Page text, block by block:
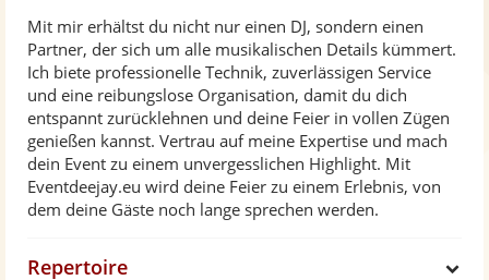
Mit mir erhältst du nicht nur einen DJ, sondern einen
Partner, der sich um alle musikalischen Details kümmert.
Ich biete professionelle Technik, zuverlässigen Service
und eine reibungslose Organisation, damit du dich
entspannt zurücklehnen und deine Feier in vollen Zügen
genießen kannst. Vertrau auf meine Expertise und mach
dein Event zu einem unvergesslichen Highlight. Mit
Eventdeejay.eu wird deine Feier zu einem Erlebnis, von
dem deine Gäste noch lange sprechen werden.
Repertoire